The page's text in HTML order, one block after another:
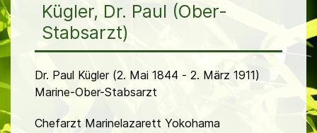
Kügler, Dr. Paul (Ober-
Stabsarzt)
Dr. Paul Kügler (2. Mai 1844 - 2. März 1911)
Marine-Ober-Stabsarzt
Chefarzt Marinelazarett Yokohama